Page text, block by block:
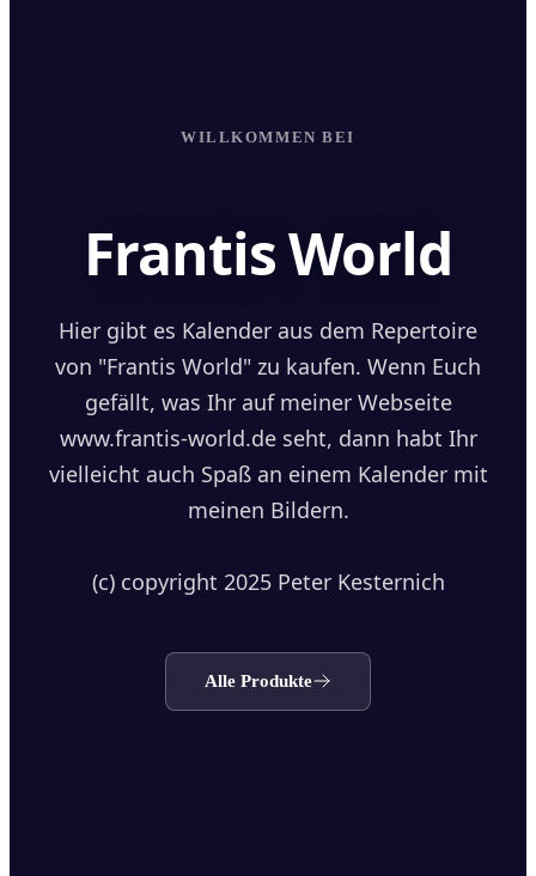
WILLKOMMEN BEI
Frantis World
Hier gibt es Kalender aus dem Repertoire
von "Frantis World" zu kaufen. Wenn Euch
gefällt, was Ihr auf meiner Webseite
www.frantis-world.de seht, dann habt Ihr
vielleicht auch Spaß an einem Kalender mit
meinen Bildern.
(c) copyright 2025 Peter Kesternich
Alle Produkte